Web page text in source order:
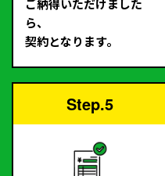
ご納得いただけました
ら、
契約となります。
Step.5